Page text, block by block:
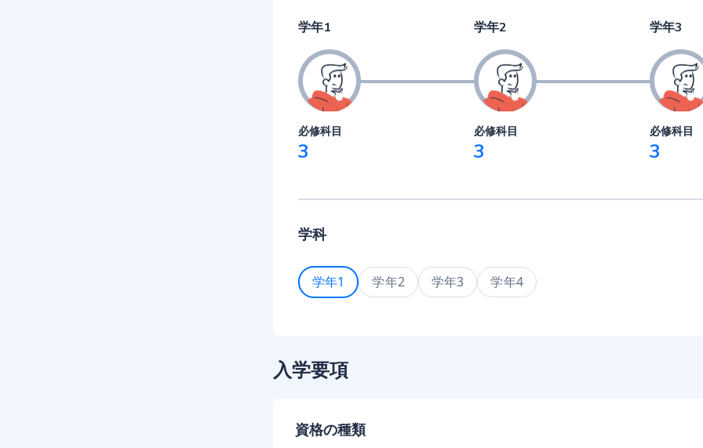
学年1
必修科目
3
学年2
必修科目
3
学年3
必修科目
3
学科
学年1 学年2 学年3 学年4
入学要項
資格の種類